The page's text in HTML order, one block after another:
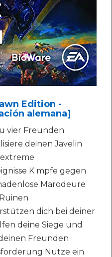
Edition -
alemana]
vier Freunden
deinen Javelin
K mpfe gegen
Marodeure
dich bei deiner
deine Siege und
Freunden
Nutze ein